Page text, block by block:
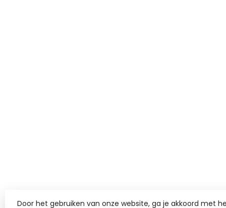
Door het gebruiken van onze website, ga je akkoord met